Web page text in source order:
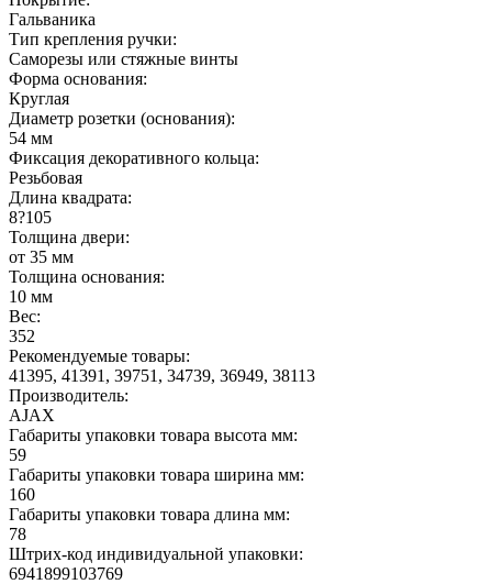
Гальваника
Тип крепления ручки:
Саморезы или стяжные винты
Форма основания:
Круглая
Диаметр розетки (основания):
54 мм
Фиксация декоративного кольца:
Резьбовая
Длина квадрата:
8?105
Толщина двери:
от 35 мм
Толщина основания:
10 мм
Вес:
352
Рекомендуемые товары:
41395, 41391, 39751, 34739, 36949, 38113
Производитель:
AJAX
Габариты упаковки товара высота мм:
59
Габариты упаковки товара ширина мм:
160
Габариты упаковки товара длина мм:
78
Штрих-код индивидуальной упаковки:
6941899103769